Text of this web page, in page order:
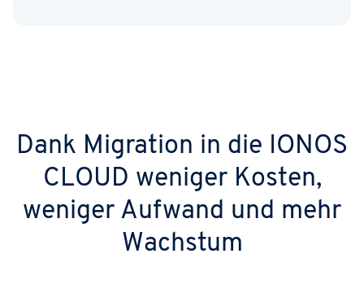
Dank Migration in die IONOS
CLOUD weniger Kosten,
weniger Aufwand und mehr
Wachstum